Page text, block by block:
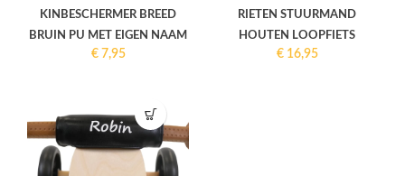
KINBESCHERMER BREED
BRUIN PU MET EIGEN NAAM
€ 7,95
RIETEN STUURMAND
HOUTEN LOOPFIETS
€ 16,95